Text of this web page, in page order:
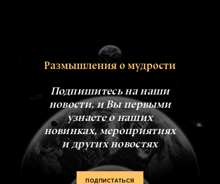
Размышления о мудрости
Подпишитесь на наши
новости, и Вы первыми
узнаете о наших
новинках, мероприятиях
и других новостях
ПОДПИСТАТЬСЯ